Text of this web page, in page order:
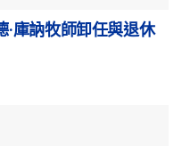
庫訥牧師卸任與退休